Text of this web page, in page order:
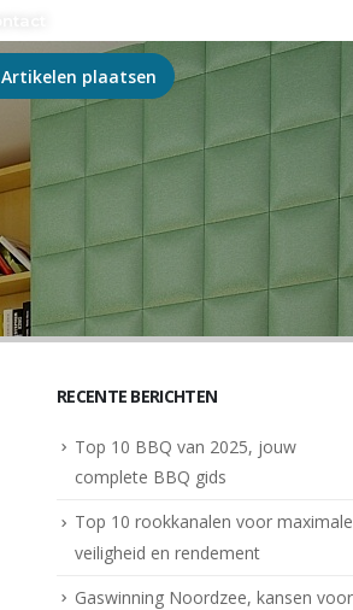
Artikelen plaatsen
RECENTE BERICHTEN
Top 10 BBQ van 2025, jouw
complete BBQ gids
Top 10 rookkanalen voor maximale
veiligheid en rendement
Gaswinning Noordzee, kansen voor